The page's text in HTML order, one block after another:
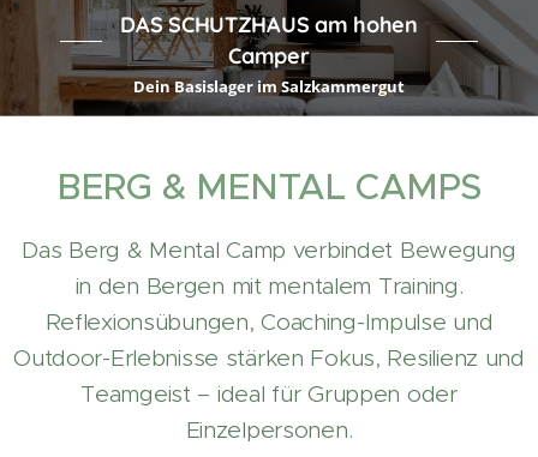
DAS SCHUTZHAUS am hohen
Camper
Dein Basislager im Salzkammergut
BERG & MENTAL CAMPS
Das Berg & Mental Camp verbindet Bewegung
in den Bergen mit mentalem Training.
Reflexionsübungen, Coaching-Impulse und
Outdoor-Erlebnisse stärken Fokus, Resilienz und
Teamgeist – ideal für Gruppen oder
Einzelpersonen.